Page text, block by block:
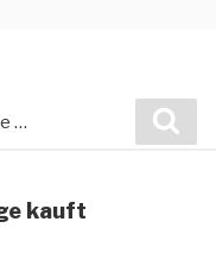
kauft